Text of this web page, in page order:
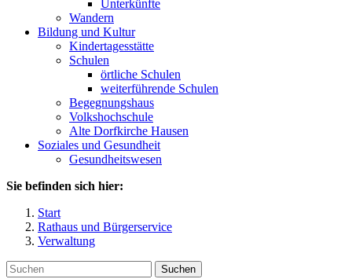
Unterkünfte
Wandern
Bildung und Kultur
Kindertagesstätte
Schulen
örtliche Schulen
weiterführende Schulen
Begegnungshaus
Volkshochschule
Alte Dorfkirche Hausen
Soziales und Gesundheit
Gesundheitswesen
Sie befinden sich hier:
Start
Rathaus und Bürgerservice
Verwaltung
Suchen